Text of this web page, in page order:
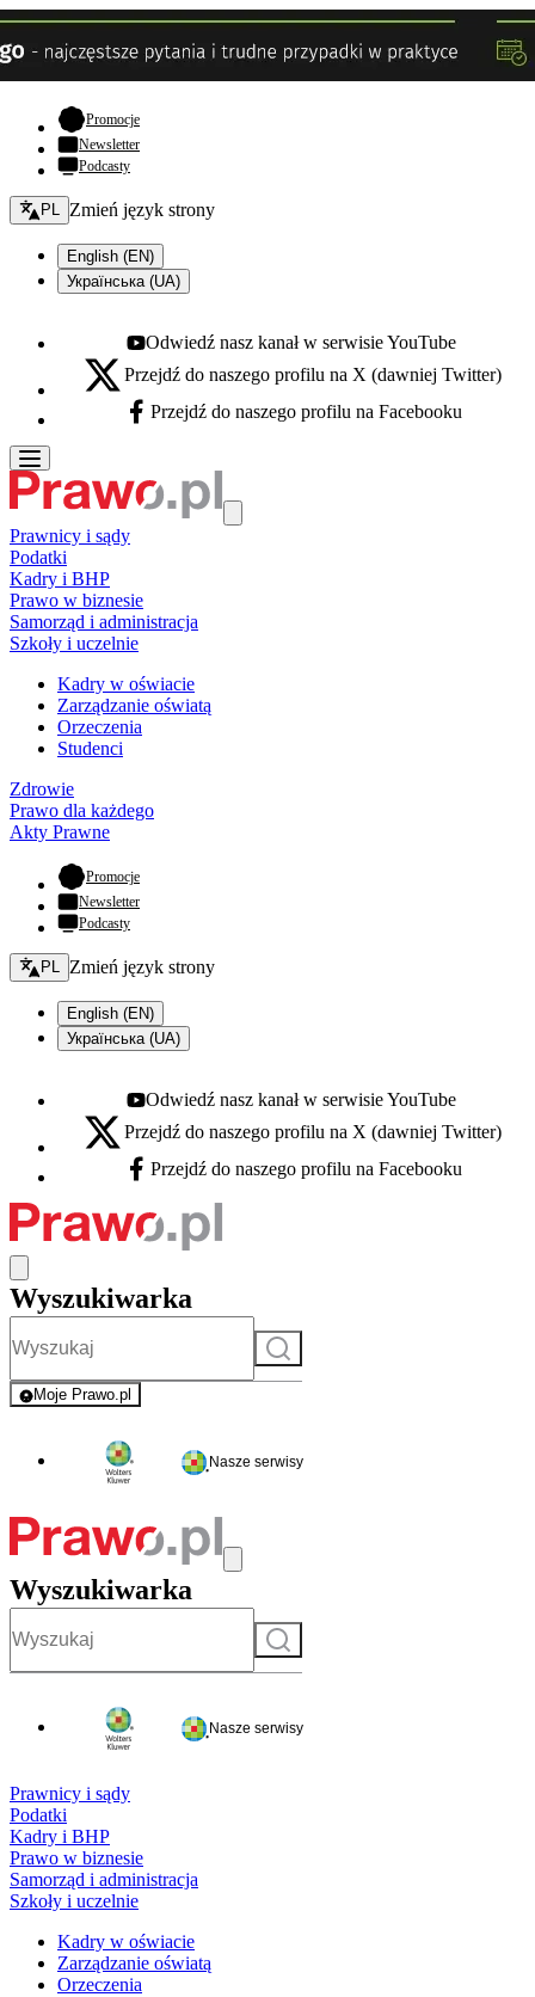
Promocje- otwiera się w nowej karcie
Newsletter
Podcasty
Zmień język - bieżący:
PL Zmień język strony
English (EN)
Українська (UA)
Youtube - otwiera się w nowej karcie
Odwiedź nasz kanał w serwisie YouTube
X - otwiera się w nowej karcie
Przejdź do naszego profilu na X (dawniej Twitter)
Facebook - otwiera się w nowej karcie
Przejdź do naszego profilu na Facebooku
Prawnicy i sądy
Podatki
Kadry i BHP
Prawo w biznesie
Samorząd i administracja
Szkoły i uczelnie
Kadry w oświacie
Zarządzanie oświatą
Orzeczenia
Studenci
Zdrowie
Prawo dla każdego
Akty Prawne
Promocje- otwiera się w nowej karcie
Newsletter
Podcasty
Zmień język - bieżący:
PL Zmień język strony
English (EN)
Українська (UA)
Youtube - otwiera się w nowej karcie
Odwiedź nasz kanał w serwisie YouTube
X - otwiera się w nowej karcie
Przejdź do naszego profilu na X (dawniej Twitter)
Facebook - otwiera się w nowej karcie
Przejdź do naszego profilu na Facebooku
Wyszukiwarka
Szukaj
Moje Prawo.pl
- rejestracja i logowanie do serwisu
Nasze serwisy
Wyszukiwarka
Szukaj
Nasze serwisy
Prawnicy i sądy
Podatki
Kadry i BHP
Prawo w biznesie
Samorząd i administracja
Szkoły i uczelnie
Kadry w oświacie
Zarządzanie oświatą
Orzeczenia